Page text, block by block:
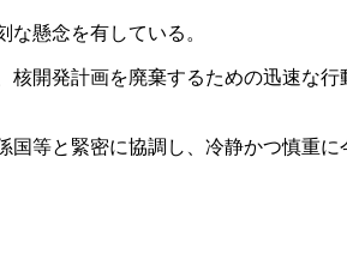
懸念を有している。
核開発計画を廃棄するための迅速な
等と緊密に協調し、冷静かつ慎重に